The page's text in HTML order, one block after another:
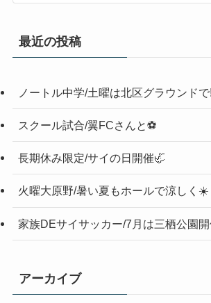
最近の投稿
ノートル中学/土曜は北区グラウンドで
スクール試合/翼FCさんと⚽️
長期休み限定/サイの日開催🦏
火曜大原野/暑い夏もホールで涼しく☀️
家族DEサイサッカー/7月は三栖公園
アーカイブ